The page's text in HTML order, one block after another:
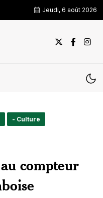
Jeudi, 6 août 2026
- Culture
compteur